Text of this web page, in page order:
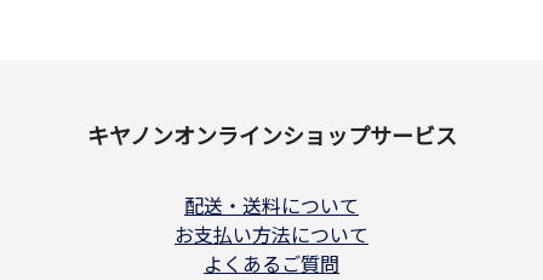
キヤノンオンラインショップサービス
配送・送料について
お支払い方法について
よくあるご質問